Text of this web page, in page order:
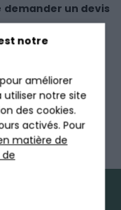
notre
améliorer
utiliser notre site
des cookies.
activés. Pour
matière de
demander un devis